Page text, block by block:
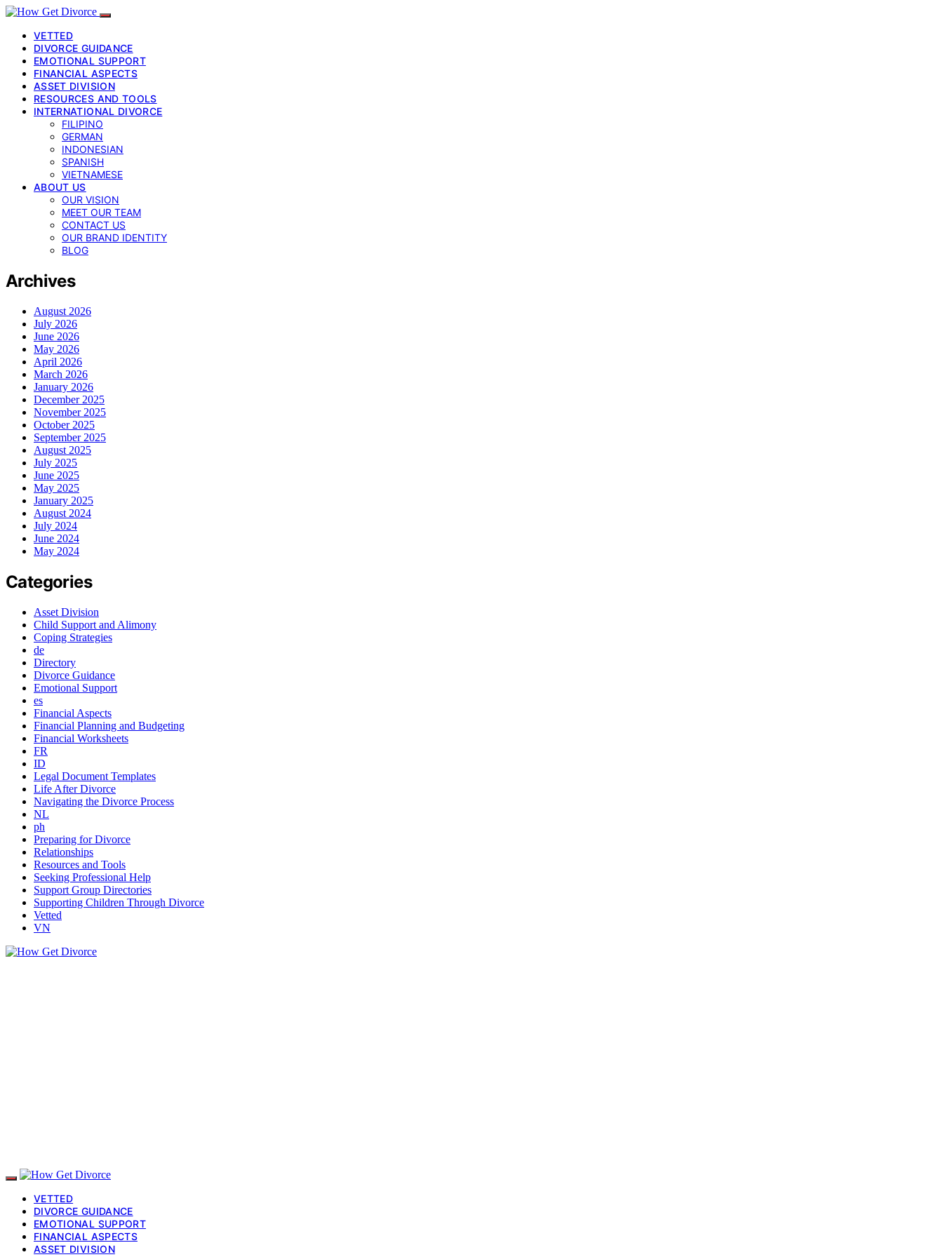
VETTED
DIVORCE GUIDANCE
EMOTIONAL SUPPORT
FINANCIAL ASPECTS
ASSET DIVISION
RESOURCES AND TOOLS
INTERNATIONAL DIVORCE
FILIPINO
GERMAN
INDONESIAN
SPANISH
VIETNAMESE
ABOUT US
OUR VISION
MEET OUR TEAM
CONTACT US
OUR BRAND IDENTITY
BLOG
Archives
August 2026
July 2026
June 2026
May 2026
April 2026
March 2026
January 2026
December 2025
November 2025
October 2025
September 2025
August 2025
July 2025
June 2025
May 2025
January 2025
August 2024
July 2024
June 2024
May 2024
Categories
Asset Division
Child Support and Alimony
Coping Strategies
de
Directory
Divorce Guidance
Emotional Support
es
Financial Aspects
Financial Planning and Budgeting
Financial Worksheets
FR
ID
Legal Document Templates
Life After Divorce
Navigating the Divorce Process
NL
ph
Preparing for Divorce
Relationships
Resources and Tools
Seeking Professional Help
Support Group Directories
Supporting Children Through Divorce
Vetted
VN
VETTED
DIVORCE GUIDANCE
EMOTIONAL SUPPORT
FINANCIAL ASPECTS
ASSET DIVISION